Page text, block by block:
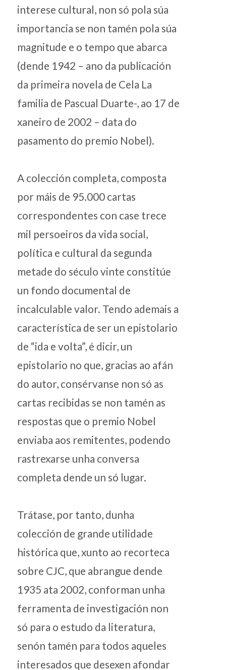
interese cultural, non só pola súa
importancia se non tamén pola súa
magnitude e o tempo que abarca
(dende 1942 – ano da publicación
da primeira novela de Cela La
familia de Pascual Duarte-, ao 17 de
xaneiro de 2002 – data do
pasamento do premio Nobel).
A colección completa, composta
por máis de 95.000 cartas
correspondentes con case trece
mil persoeiros da vida social,
política e cultural da segunda
metade do século vinte constitúe
un fondo documental de
incalculable valor. Tendo ademais a
característica de ser un epistolario
de “ida e volta”, é dicir, un
epistolario no que, gracias ao afán
do autor, consérvanse non só as
cartas recibidas se non tamén as
respostas que o premio Nobel
enviaba aos remitentes, podendo
rastrexarse unha conversa
completa dende un só lugar.
Trátase, por tanto, dunha
colección de grande utilidade
histórica que, xunto ao recorteca
sobre CJC, que abrangue dende
1935 ata 2002, conforman unha
ferramenta de investigación non
só para o estudo da literatura,
senón tamén para todos aqueles
interesados que desexen afondar